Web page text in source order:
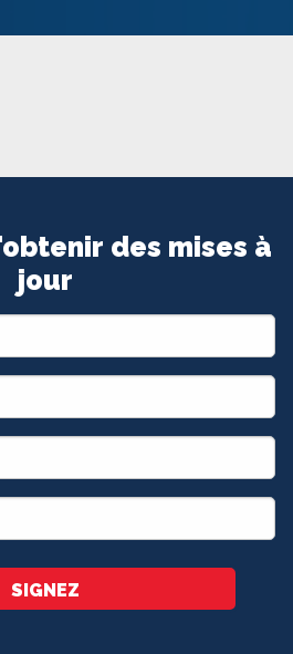
des mises à
jour
SIGNEZ